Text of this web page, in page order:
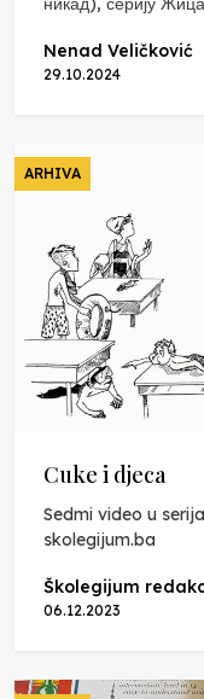
Nenad Veličković
29.10.2024
ARHIVA
Cuke i djeca
Sedmi video u
skolegijum.ba
Školegijum
06.12.2023